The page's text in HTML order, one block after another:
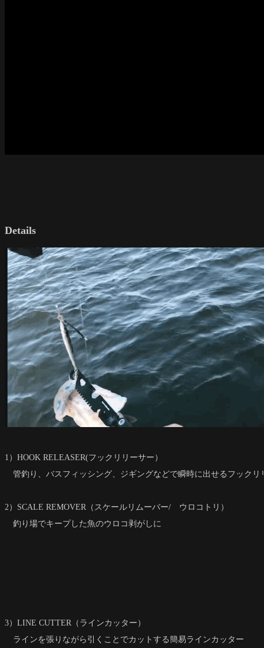
Details
1）HOOK RELEASER(フックリリーサー）
管釣り、バスフィッシング、ジギングなどで瞬時に出せるフックリ
2）SCALE REMOVER（スケールリムーバー/ ウロコトリ）
釣り場でキープした魚のウロコ剥がしに
3）LINE CUTTER（ラインカッター）
ラインを張りながら引くことでカットする簡易ラインカッター